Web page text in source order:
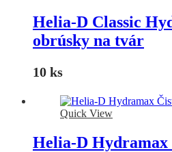
Helia-D Classic
obrúsky na tvár
10 ks
Quick View
Helia-D Hydramax